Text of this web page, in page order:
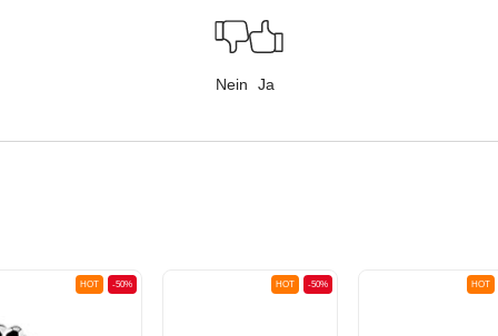
Nein Ja
-50%
HOT -50%
HOT HOT